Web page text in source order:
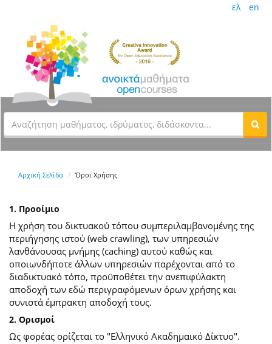
ελ en
Αρχική Σελίδα Όροι Χρήσης
1. Προοίμιο
Η χρήση του δικτυακού τόπου συμπεριλαμβανομένης της
περιήγησης ιστού (web crawling), των υπηρεσιών
λανθάνουσας μνήμης (caching) αυτού καθώς και
οποιωνδήποτε άλλων υπηρεσιών παρέχονται από το
διαδικτυακό τόπο, προϋποθέτει την ανεπιφύλακτη
αποδοχή των εδώ περιγραφόμενων όρων χρήσης και
συνιστά έμπρακτη αποδοχή τους.
2. Ορισμοί
Ως φορέας ορίζεται το "Ελληνικό Ακαδημαικό Δίκτυο".